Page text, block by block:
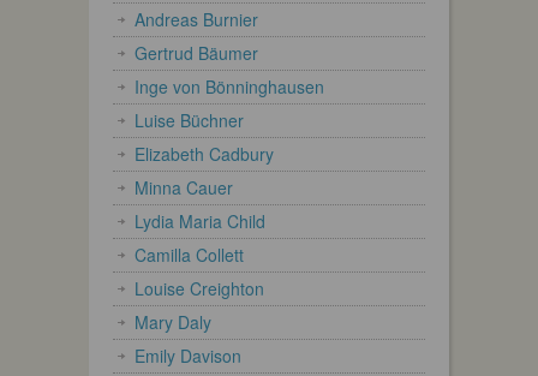
Andreas Burnier
Gertrud Bäumer
Inge von Bönninghausen
Luise Büchner
Elizabeth Cadbury
Minna Cauer
Lydia Maria Child
Camilla Collett
Louise Creighton
Mary Daly
Emily Davison